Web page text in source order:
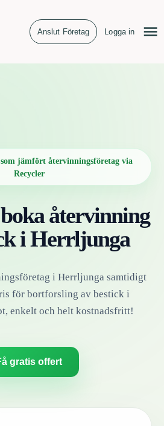
Anslut Företag Logga in
jämfört återvinningsföretag via
Recycler
återvinning
iHerrljunga
i Herrljunga samtidigt
för bortforsling av besticki
enkelt och helt kostnadsfritt!
gratis offert